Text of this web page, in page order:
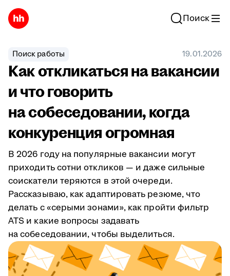
Поиск
Поиск работы 19.01.2026
Как откликаться на вакансии
и что говорить
на собеседовании, когда
конкуренция огромная
В 2026 году на популярные вакансии могут
приходить сотни откликов — и даже сильные
соискатели теряются в этой очереди.
Рассказываю, как адаптировать резюме, что
делать с «серыми зонами», как пройти фильтр
ATS и какие вопросы задавать
на собеседовании, чтобы выделиться.